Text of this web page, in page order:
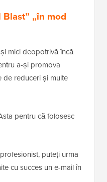
„în mod
mici deopotrivă încă
a-și promova
de reduceri și multe
pentru că folosesc
puteți urma
cu succes un e-mail în